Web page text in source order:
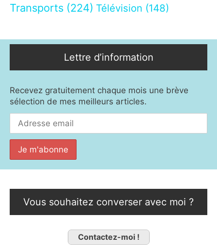
Transports (224) Télévision (148)
Lettre d’information
Recevez gratuitement chaque mois une brève
sélection de mes meilleurs articles.
Vous souhaitez converser avec moi ?
Contactez-moi !